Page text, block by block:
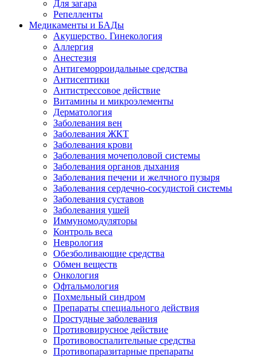
Для загара
Репелленты
Медикаменты и БАДы
Акушерство. Гинекология
Аллергия
Анестезия
Антигеморроидальные средства
Антисептики
Антистрессовое действие
Витамины и микроэлементы
Дерматология
Заболевания вен
Заболевания ЖКТ
Заболевания крови
Заболевания мочеполовой системы
Заболевания органов дыхания
Заболевания печени и желчного пузыря
Заболевания сердечно-сосудистой системы
Заболевания суставов
Заболевания ушей
Иммуномодуляторы
Контроль веса
Неврология
Обезболивающие средства
Обмен веществ
Онкология
Офтальмология
Похмельный синдром
Препараты специального действия
Простудные заболевания
Противовирусное действие
Противовоспалительные средства
Противопаразитарные препараты